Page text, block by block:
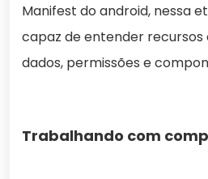
Manifest do android, nessa
capaz de entender recursos
dados, permissões e
Trabalhando com